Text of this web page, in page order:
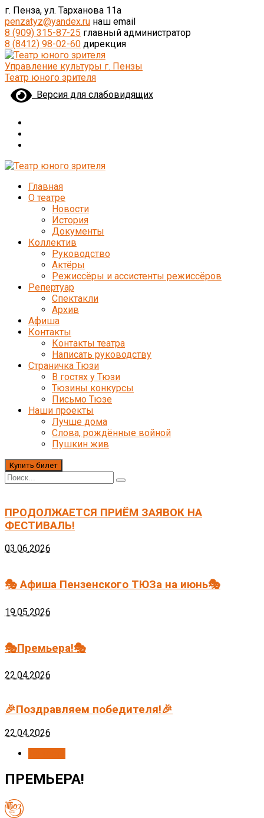
г. Пенза, ул. Тарханова 11а
penzatyz@yandex.ru наш email
8 (909) 315-87-25 главный администратор
8 (8412) 98-02-60 дирекция
Управление культуры г. Пензы
Театр юного зрителя
Версия для слабовидящих
Главная
О театре
Новости
История
Документы
Коллектив
Руководство
Актёры
Режиссёры и ассистенты режиссёров
Репертуар
Спектакли
Архив
Афиша
Контакты
Контакты театра
Написать руководству
Страничка Тюзи
В гостях у Тюзи
Тюзины конкурсы
Письмо Тюзе
Наши проекты
Лучше дома
Слова, рождённые войной
Пушкин жив
Купить билет
ПРОДОЛЖАЕТСЯ ПРИЁМ ЗАЯВОК НА
ФЕСТИВАЛЬ!
03.06.2026
🎭 Афиша Пензенского ТЮЗа на июнь🎭
19.05.2026
🎭Премьера!🎭
22.04.2026
🎉Поздравляем победителя!🎉
22.04.2026
ПРЕМЬЕРА!